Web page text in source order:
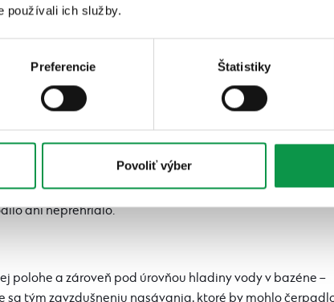
používali ich služby.
Preferencie Štatistiky
Povoliť výber
bazénovej filtrácie
k bazénu (z bezpečnostných dôvodov), ale ani príliš
stratám tlaku). Ideálna vzdialenosť filtrácie od
prístupné, a zároveň chránené pred dažďom aj pred
ani neprehrialo.
polohe a zároveň pod úrovňou hladiny vody v bazéne –
tým zavzdušneniu nasávania, ktoré by mohlo